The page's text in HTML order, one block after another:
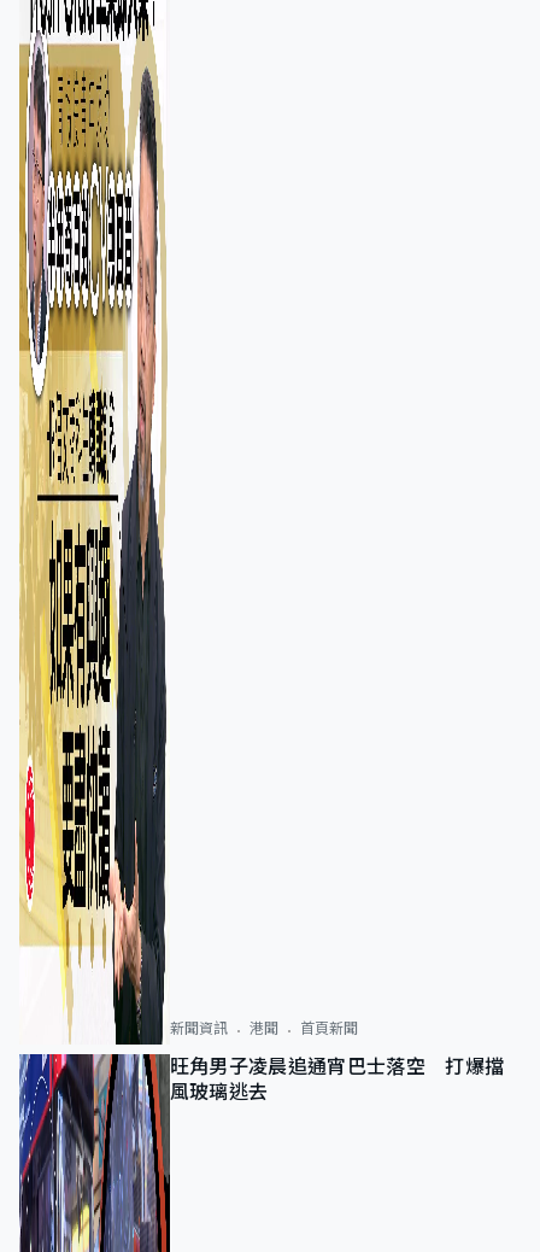
新聞資訊 港聞 首頁新聞
旺角男子凌晨追通宵巴士落空 打爆擋
風玻璃逃去